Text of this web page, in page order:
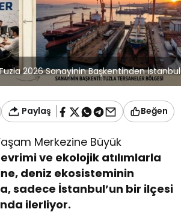
2026 Sanayinin Başkentinden İstanbul
Paylaş Beğen
Merkezine Büyük
ve ekolojik atılımlarla
deniz ekosisteminin
sadece İstanbul’un bir ilçesi
ilerliyor.